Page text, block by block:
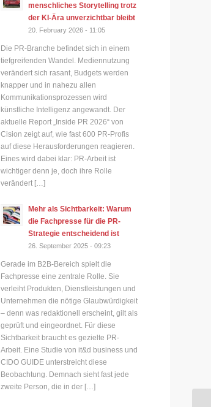
menschliches Storytelling trotz
der KI-Ära unverzichtbar bleibt
20. February 2026 - 11:05
Die PR-Branche befindet sich in einem
tiefgreifenden Wandel. Mediennutzung
verändert sich rasant, Budgets werden
knapper und in nahezu allen
Kommunikationsprozessen wird
künstliche Intelligenz angewandt. Der
aktuelle Report „Inside PR 2026“ von
Cision zeigt auf, wie fast 600 PR-Profis
auf diese Herausforderungen reagieren.
Eines wird dabei klar: PR-Arbeit ist
wichtiger denn je, doch ihre Rolle
verändert […]
Mehr als Sichtbarkeit: Warum
die Fachpresse für die PR-
Strategie entscheidend ist
26. September 2025 - 09:23
Gerade im B2B-Bereich spielt die
Fachpresse eine zentrale Rolle. Sie
verleiht Produkten, Dienstleistungen und
Unternehmen die nötige Glaubwürdigkeit
– denn was redaktionell erscheint, gilt als
geprüft und eingeordnet. Für diese
Sichtbarkeit braucht es gezielte PR-
Arbeit. Eine Studie von it&d business und
CIDO GUIDE unterstreicht diese
Beobachtung. Demnach sieht fast jede
zweite Person, die in der […]